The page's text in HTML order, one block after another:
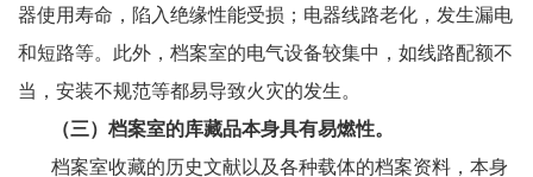
器使用寿命，陷入绝缘性能受损；电器线路老化，发生漏电
和短路等。此外，档案室的电气设备较集中，如线路配额不
当，安装不规范等都易导致火灾的发生。
（三）档案室的库藏品本身具有易燃性。
档案室收藏的历史文献以及各种载体的档案资料，本身